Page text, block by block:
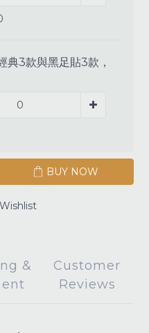
典3款與黑足貼3款，
BUY NOW
&
Customer
Reviews